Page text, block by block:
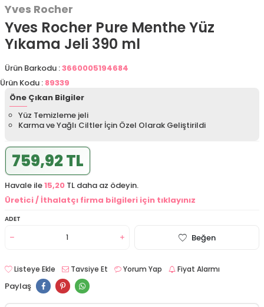
Yves Rocher
Yves Rocher Pure Menthe Yüz
Yıkama Jeli 390 ml
Ürün Barkodu :3660005194684
Ürün Kodu : 89339
Öne Çıkan Bilgiler
Yüz Temizleme jeli
Karma ve Yağlı Ciltler İçin Özel Olarak Geliştirildi
759,92 TL
Havale ile15,20 TL daha az ödeyin.
Üretici / İthalatçı firma bilgileri için tıklayınız
ADET
Beğen
Listeye Ekle Tavsiye Et Yorum Yap Fiyat Alarmı
Paylaş